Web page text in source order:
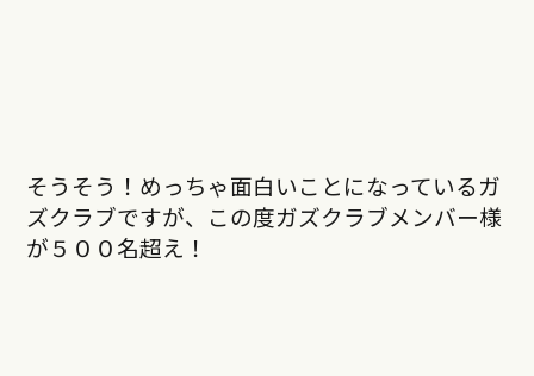
そうそう！めっちゃ面白いことになっているガ
ズクラブですが、この度ガズクラブメンバー様
が５００名超え！